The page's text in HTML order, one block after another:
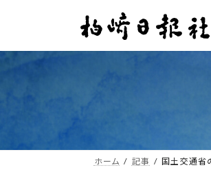
ン
ー
ホーム 記事 国土交通省